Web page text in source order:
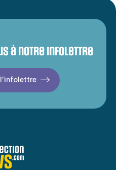
à notre infolettre
l’infolettre